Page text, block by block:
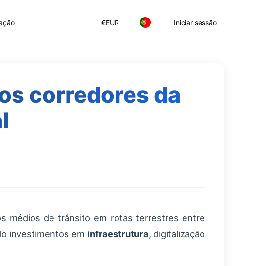
€EUR Iniciar sessão
corredores da
médios de trânsito em rotas terrestres entre
investimentos em infraestrutura, digitalização